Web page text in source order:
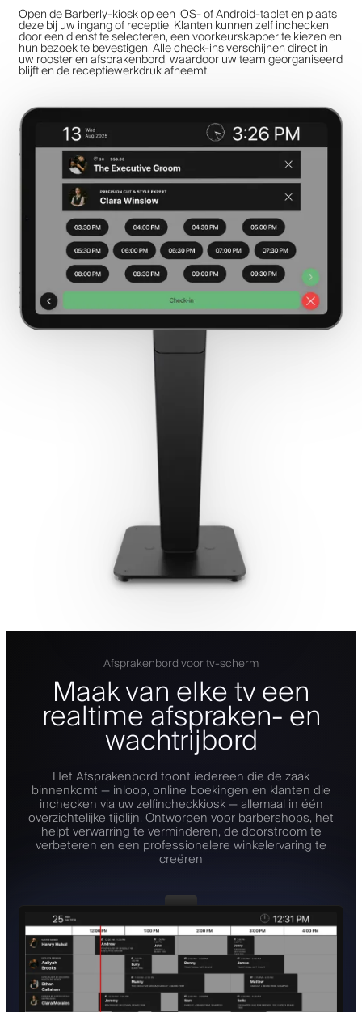
Open de Barberly-kiosk op een iOS- of Android-tablet en plaats
deze bij uw ingang of receptie. Klanten kunnen zelf inchecken
door een dienst te selecteren, een voorkeurskapper te kiezen en
hun bezoek te bevestigen. Alle check-ins verschijnen direct in
uw rooster en afsprakenbord, waardoor uw team georganiseerd
blijft en de receptiewerkdruk afneemt.
Afsprakenbord voor tv-scherm
Maak van elke tv een
realtime afspraken- en
wachtrijbord
Het Afsprakenbord toont iedereen die de zaak
binnenkomt — inloop, online boekingen en klanten die
inchecken via uw zelfincheckkiosk — allemaal in één
overzichtelijke tijdlijn. Ontworpen voor barbershops, het
helpt verwarring te verminderen, de doorstroom te
verbeteren en een professionelere winkelervaring te
creëren